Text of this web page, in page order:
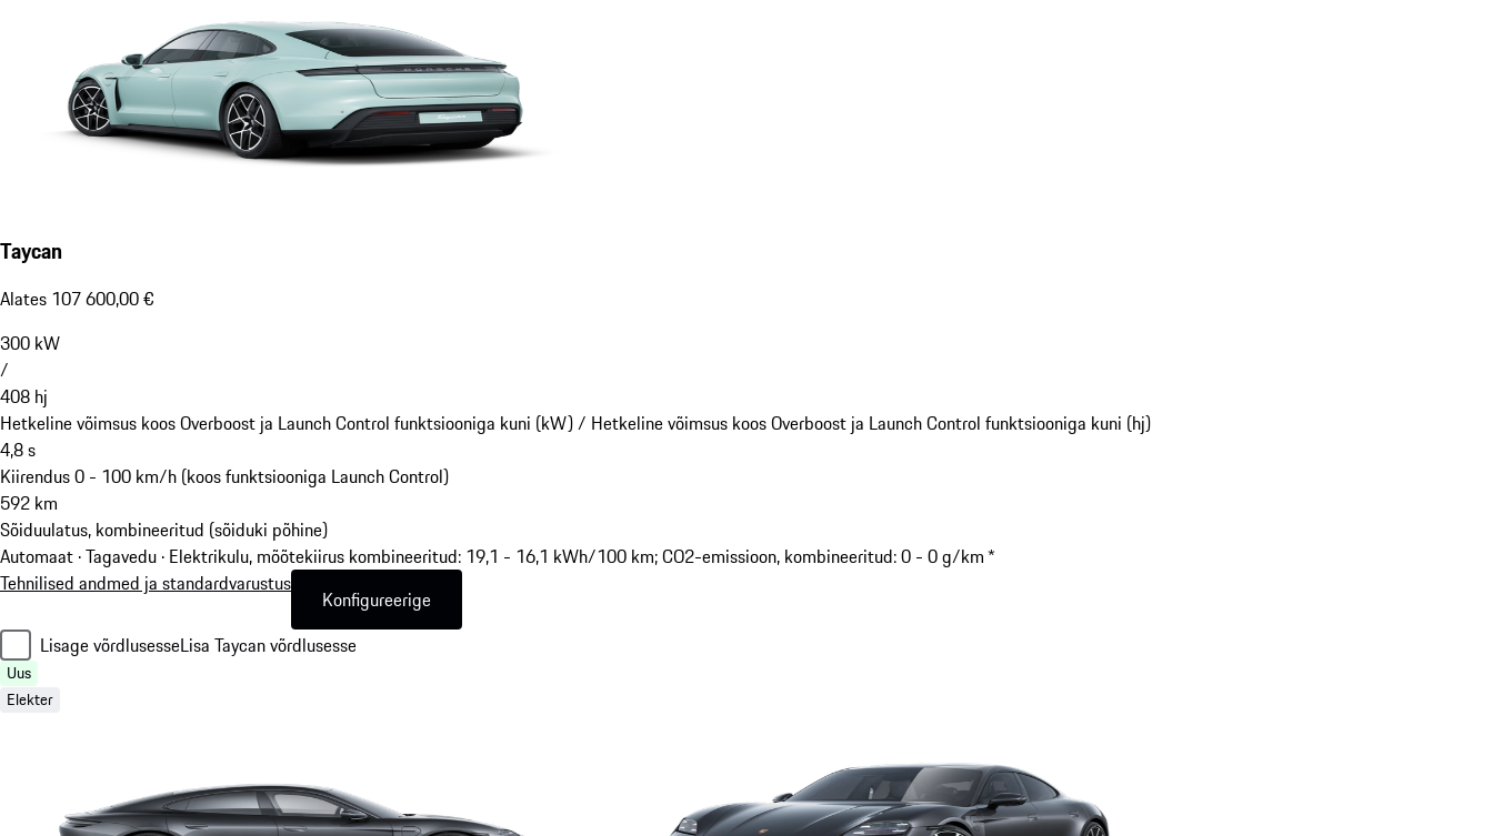
Taycan
Alates 107 600,00 €
300 kW
/
408 hj
Hetkeline võimsus koos Overboost ja Launch Control funktsiooniga kuni (kW) / Hetkeline võimsus koos Overboost ja Launch Control funktsiooniga kuni (hj)
4,8s
Kiirendus 0 - 100 km/h (koos funktsiooniga Launch Control)
592 km
Sõiduulatus, kombineeritud (sõiduki põhine)
Automaat · Tagavedu · Elektrikulu, mõõtekiirus kombineeritud: 19,1 - 16,1 kWh/100 km; CO2-emissioon, kombineeritud: 0 - 0 g/km *
Tehnilised andmed ja standardvarustus
Konfigureerige
Lisage võrdlusesseLisa Taycan võrdlusesse
Uus
Elekter